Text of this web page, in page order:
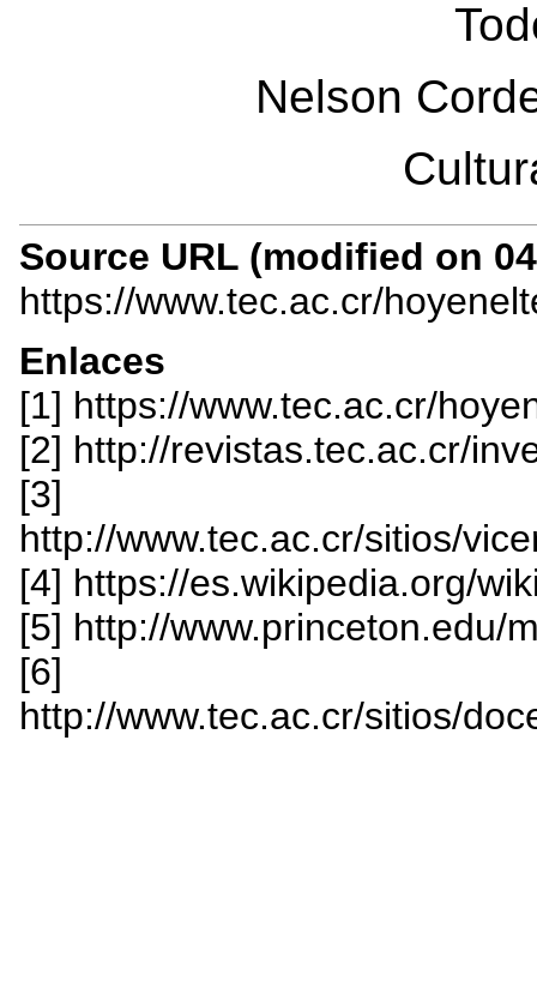
Nelson
Source URL (modified on
https://www.tec.ac.cr/
Enlaces
[1] https://www.tec.ac.cr/
[2] http://revistas.tec.ac.cr/
[3]
http://www.tec.ac.cr/sitios/
[4] https://es.wikipedia.org/
[5] http://www.princeton.edu/
[6]
http://www.tec.ac.cr/sitios/